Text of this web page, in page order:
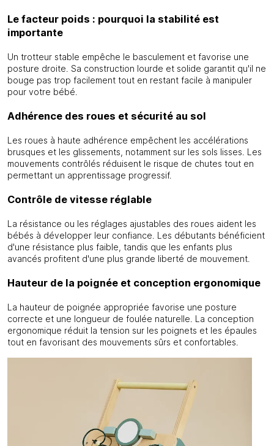
Le facteur poids : pourquoi la stabilité est
importante
Un trotteur stable empêche le basculement et favorise une
posture droite. Sa construction lourde et solide garantit qu'il ne
bouge pas trop facilement tout en restant facile à manipuler
pour votre bébé.
Adhérence des roues et sécurité au sol
Les roues à haute adhérence empêchent les accélérations
brusques et les glissements, notamment sur les sols lisses. Les
mouvements contrôlés réduisent le risque de chutes tout en
permettant un apprentissage progressif.
Contrôle de vitesse réglable
La résistance ou les réglages ajustables des roues aident les
bébés à développer leur confiance. Les débutants bénéficient
d'une résistance plus faible, tandis que les enfants plus
avancés profitent d'une plus grande liberté de mouvement.
Hauteur de la poignée et conception ergonomique
La hauteur de poignée appropriée favorise une posture
correcte et une longueur de foulée naturelle. La conception
ergonomique réduit la tension sur les poignets et les épaules
tout en favorisant des mouvements sûrs et confortables.